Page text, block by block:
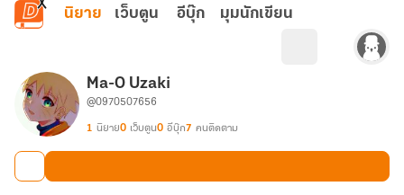
ข้ามไปยังเนื้อหาหลัก
นิยาย เว็บตูน อีบุ๊ก มุมนักเขียน
Ma-O Uzaki
@0970507656
1 นิยาย0 เว็บตูน0 อีบุ๊ก7 คนติดตาม